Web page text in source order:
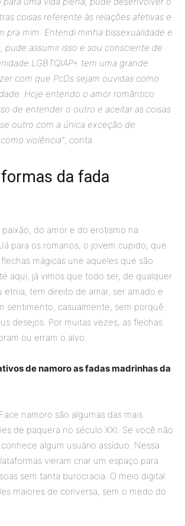
coisas referente às relações afetivas e
pra mim. Entendi minha bissexualidade e
pude assumir isso e sou consciente de
LGBTQIAP+ tem uma grande
com que PcDs sejam ouvidas como
Hoje entendo o amor romântico
de entender o outro e aceitar as coisas
outro com a única exceção de
violência”, conta.
da fada
do amor e do erotismo na
para os romanos, o jovem cupido, que
mágicas une aqueles que são
aqui, já vimos que todo ser, de qualquer
etnia, tem direito de amar, ser amado e
sentimento, casualmente, sem porquê:
desejos. Por muitas vezes, as flechas
ou erram o alvo.
de namoro as fadas madrinhas da
namoro são algumas das mais
de paquera no século XXI. Se você não
algum usuário assíduo. Nessa
vieram criar um espaço para
sem tanta burocracia. O meio digital
maiores de conversa, sem o medo do